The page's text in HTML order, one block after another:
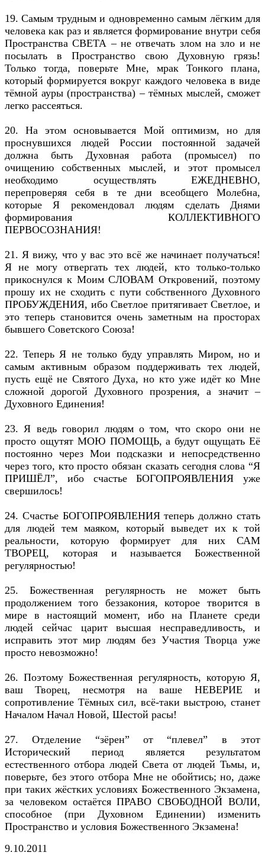
19. Самым трудным и одновременно самым лёгким для
человека как раз и является формирование внутри себя
Пространства СВЕТА – не отвечать злом на зло и не
посылать в Пространство свою Духовную грязь!
Только тогда, поверьте Мне, мрак Тонкого плана,
который формируется вокруг каждого человека в виде
тёмной ауры (пространства) – тёмных мыслей, сможет
легко рассеяться.
20. На этом основывается Мой оптимизм, но для
проснувшихся людей России постоянной задачей
должна быть Духовная работа (промысел) по
очищению собственных мыслей, и этот промысел
необходимо осуществлять ЕЖЕДНЕВНО,
перепроверяя себя в те дни всеобщего Молебна,
которые Я рекомендовал людям сделать Днями
формирования КОЛЛЕКТИВНОГО
ПЕРВОСОЗНАНИЯ!
21. Я вижу, что у вас это всё же начинает получаться!
Я не могу отвергать тех людей, кто только-только
прикоснулся к Моим СЛОВАМ Откровений, поэтому
прошу их не сходить с пути собственного Духовного
ПРОБУЖДЕНИЯ, ибо Светлое притягивает Светлое, и
это теперь становится очень заметным на просторах
бывшего Советского Союза!
22. Теперь Я не только буду управлять Миром, но и
самым активным образом поддерживать тех людей,
пусть ещё не Святого Духа, но кто уже идёт ко Мне
сложной дорогой Духовного прозрения, а значит –
Духовного Единения!
23. Я ведь говорил людям о том, что скоро они не
просто ощутят МОЮ ПОМОЩЬ, а будут ощущать Её
постоянно через Мои подсказки и непосредственно
через того, кто просто обязан сказать сегодня слова “Я
ПРИШЁЛ”, ибо счастье БОГОПРОЯВЛЕНИЯ уже
свершилось!
24. Счастье БОГОПРОЯВЛЕНИЯ теперь должно стать
для людей тем маяком, который выведет их к той
реальности, которую формирует для них САМ
ТВОРЕЦ, которая и называется Божественной
регулярностью!
25. Божественная регулярность не может быть
продолжением того беззакония, которое творится в
мире в настоящий момент, ибо на Планете среди
людей сейчас царит высшая несправедливость, и
исправить этот мир людям без Участия Творца уже
просто невозможно!
26. Поэтому Божественная регулярность, которую Я,
ваш Творец, несмотря на ваше НЕВЕРИЕ и
сопротивление Тёмных сил, всё-таки выстрою, станет
Началом Начал Новой, Шестой расы!
27. Отделение “зёрен” от “плевел” в этот
Исторический период является результатом
естественного отбора людей Света от людей Тьмы, и,
поверьте, без этого отбора Мне не обойтись; но, даже
при таких жёстких условиях Божественного Экзамена,
за человеком остаётся ПРАВО СВОБОДНОЙ ВОЛИ,
способное (при Духовном Единении) изменить
Пространство и условия Божественного Экзамена!
9.10.2011